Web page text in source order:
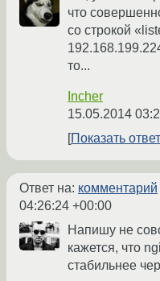
что
со строкой
то...
Incher
15.05.2014
Показать ответ
Ответ на: комментарий
04:26:24 +00:00
Напишу не
кажется, что
стабильнее